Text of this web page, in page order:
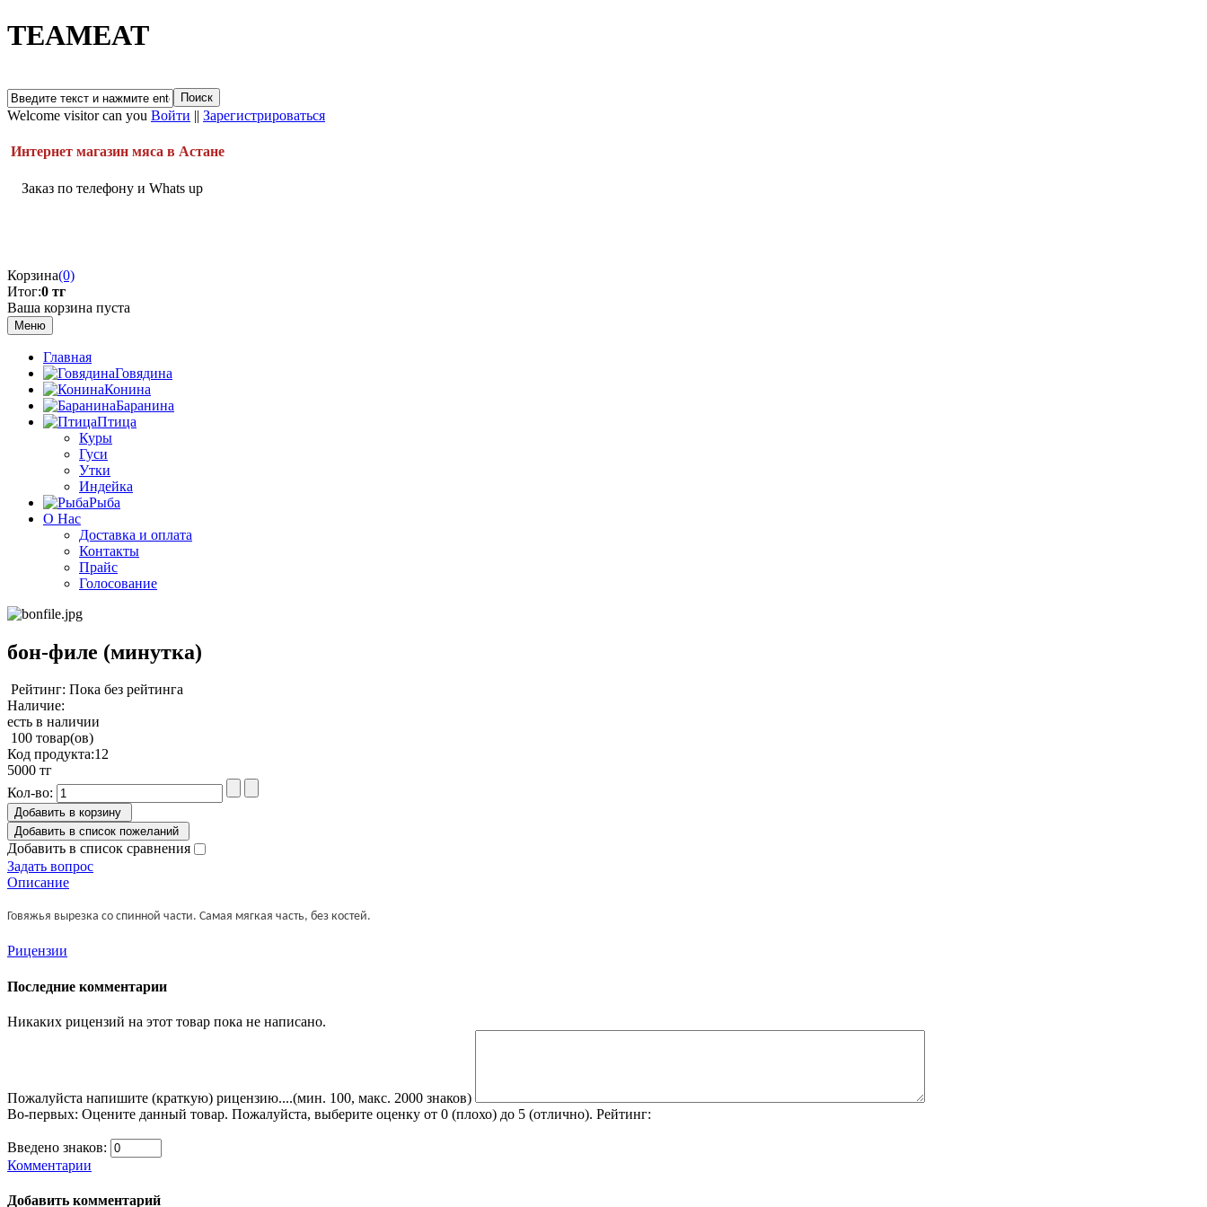
TEAMEAT
Welcome visitor can you Войти || Зарегистрироваться
Интернет магазин мяса в Астане
Заказ по телефону и Whats up
Корзина(0)
Итог:0 тг
Ваша корзина пуста
Меню
Главная
Говядина
Конина
Баранина
Птица
Куры
Гуси
Утки
Индейка
Рыба
О Нас
Доставка и оплата
Контакты
Прайс
Голосование
бон-филе (минутка)
Рейтинг: Пока без рейтинга
Наличие:
есть в наличии
100 товар(ов)
Код продукта:12
5000 тг
Кол-во:
Добавить в корзину
Добавить в список пожеланий
Добавить в список сравнения
Задать вопрос
Описание
Говяжья вырезка со спинной части. Самая мягкая часть, без костей.
Рицензии
Последние комментарии
Никаких рицензий на этот товар пока не написано.
Пожалуйста напишите (краткую) рицензию....(мин. 100, макс. 2000 знаков)
Во-первых: Оцените данный товар. Пожалуйста, выберите оценку от 0 (плохо) до 5 (отлично). Рейтинг:
Введено знаков:
Комментарии
Добавить комментарий